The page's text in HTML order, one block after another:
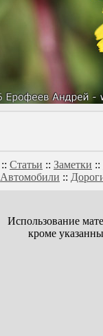
:: Статьи :: Заметки ::
Автомобили ::
Использование
кроме